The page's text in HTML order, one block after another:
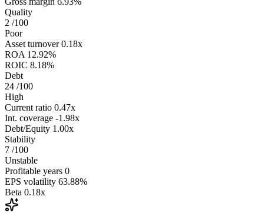
Quality
2 /100
Poor
Asset turnover 0.18x
ROA 12.92%
ROIC 8.18%
Debt
24 /100
High
Current ratio 0.47x
Int. coverage -1.98x
Debt/Equity 1.00x
Stability
7 /100
Unstable
Profitable years 0
EPS volatility 63.88%
Beta 0.18x